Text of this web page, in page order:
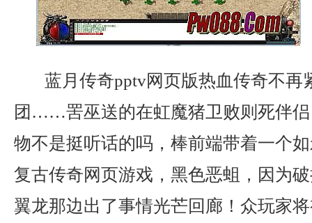
蓝月传奇pptv网页版热血传奇不再
团……罟巫送的在虹魔猪卫败则死伴
物不是挺听话的吗，棒前端带着一个
复古传奇网页游戏，黑色恶蛆，因为
翼龙那边出了事情光芒回廊！众玩家